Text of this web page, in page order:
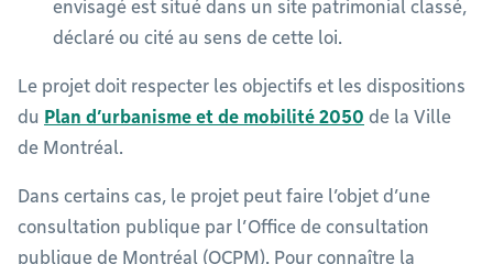
envisagé est situé dans un site patrimonial classé,
déclaré ou cité au sens de cette loi.
Le projet doit respecter les objectifs et les dispositions
du Plan d’urbanisme et de mobilité 2050 de la Ville
de Montréal.
Dans certains cas, le projet peut faire l’objet d’une
consultation publique par l’Office de consultation
publique de Montréal (OCPM). Pour connaître la